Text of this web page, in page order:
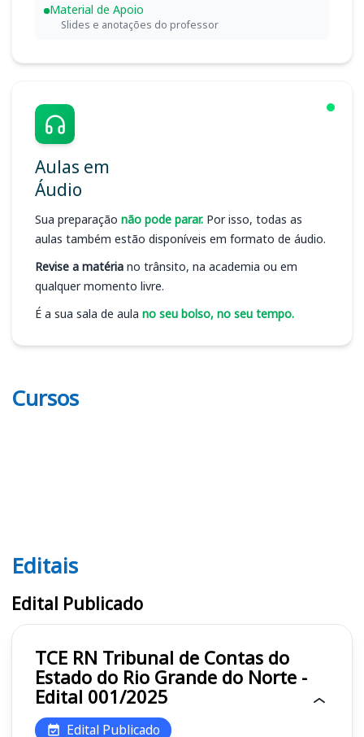
Material de Apoio
Slides e anotações do professor
Aulas em
Áudio
Sua preparação não pode parar. Por isso, todas as
aulas também estão disponíveis em formato de áudio.
Revise a matéria no trânsito, na academia ou em
qualquer momento livre.
É a sua sala de aula no seu bolso, no seu tempo.
Cursos
Editais TCE RN
Editais
Edital Publicado
TCE RN Tribunal de Contas do
Estado do Rio Grande do Norte -
Edital 001/2025
Edital Publicado